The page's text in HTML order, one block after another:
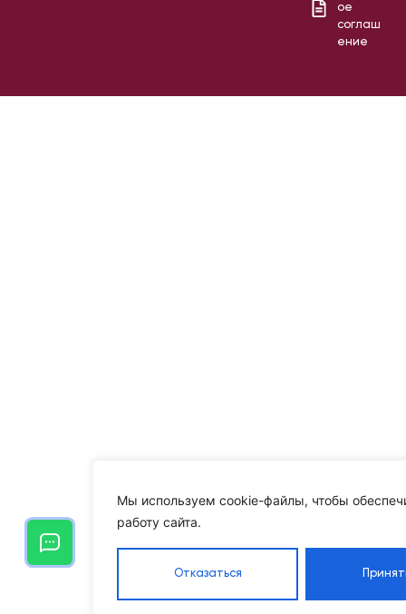
Мы используем cookie-файлы, чтобы
работу сайта.
Отказаться
ое
соглаш
ение